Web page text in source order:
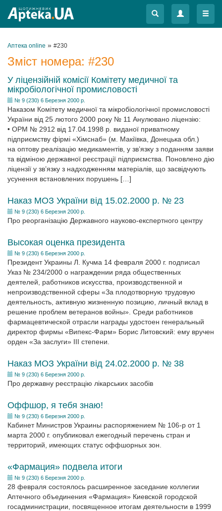
Меню
Меню
Аптека online » #230
Зміст номера: #230
У ліцензійній комісії Комітету медичної та
мікробіологічної промисловості
№ 9 (230) 6 Березня 2000 р.
Наказом Комітету медичної та мікробіологічної промисловості
України від 25 лютого 2000 року № 11 Анулювано ліцензію:
• ОРМ № 2912 від 17.04.1998 р. виданої приватному
підприємству фірмі «Хімснаб» (м. Макіївка, Донецька обл.)
на оптову реалізацію медикаментів, у зв’язку з поданням заяви
та відміною державної реєстрації підприємства. Поновлено дію
ліцензії у зв’язку з надходженням матеріалів, що засвідчують
усунення встановлених порушень […]
Наказ МОЗ України від 15.02.2000 р. № 23
№ 9 (230) 6 Березня 2000 р.
Про реорганізацію Державного науково-експертного центру
Высокая оценка президента
№ 9 (230) 6 Березня 2000 р.
Президент Украины Л. Кучма 14 февраля 2000 г. подписал
Указ № 234/2000 о награждении ряда общественных
деятелей, работников искусства, производственной и
непроизводственной сферы «За плодотворную трудовую
деятельность, активную жизненную позицию, личный вклад в
решение проблем ветеранов войны». Среди работников
фармацевтической отрасли награды удостоен генеральный
директор фирмы «Випекс-Фарм» Борис Литовский: ему вручен
орден «За заслуги» III степени.
Наказ МОЗ України від 24.02.2000 р. № 38
№ 9 (230) 6 Березня 2000 р.
Про державну реєстрацію лікарських засобів
Оффшор, я тебя знаю!
№ 9 (230) 6 Березня 2000 р.
Кабинет Министров Украины распоряжением № 106-р от 1
марта 2000 г. опубликовал ежегодный перечень стран и
территорий, имеющих статус оффшорных зон.
«Фармация» подвела итоги
№ 9 (230) 6 Березня 2000 р.
28 февраля состоялось расширенное заседание коллегии
Аптечного объединения «Фармация» Киевской городской
госадминистрации, посвященное итогам деятельности в 1999